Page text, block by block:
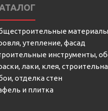
материалы
утепление, фасад
инструменты,
лаки, клея,
отделка стен
и плитка